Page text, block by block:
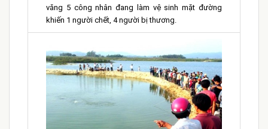
văng 5 công nhân đang làm vệ sinh mặt đường
khiến 1 người chết, 4 người bị thương.